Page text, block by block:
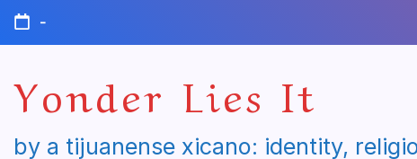
Skip
content
-
Yonder Lies It
by a tijuanense xicano: identity,